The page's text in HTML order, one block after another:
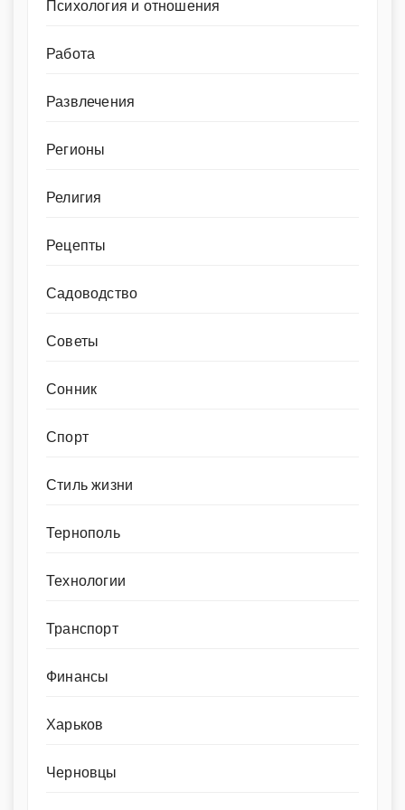
Психология и отношения
Работа
Развлечения
Регионы
Религия
Рецепты
Садоводство
Советы
Сонник
Спорт
Стиль жизни
Тернополь
Технологии
Транспорт
Финансы
Харьков
Черновцы